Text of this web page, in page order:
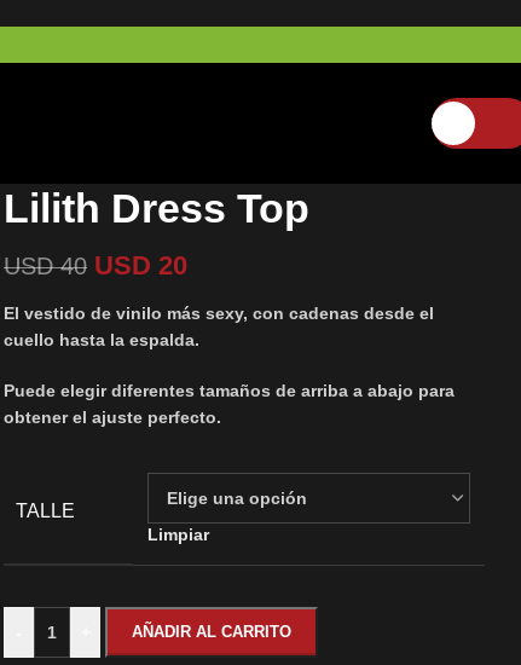
Lilith Dress Top
USD40 USD 20
El vestido de vinilo más sexy, con cadenas desde el
cuello hasta la espalda.
Puede elegir diferentes tamaños de arriba a abajo para
obtener el ajuste perfecto.
TALLE
Limpiar
AÑADIR AL CARRITO